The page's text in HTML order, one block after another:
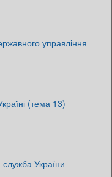
управління
(тема 13)
України